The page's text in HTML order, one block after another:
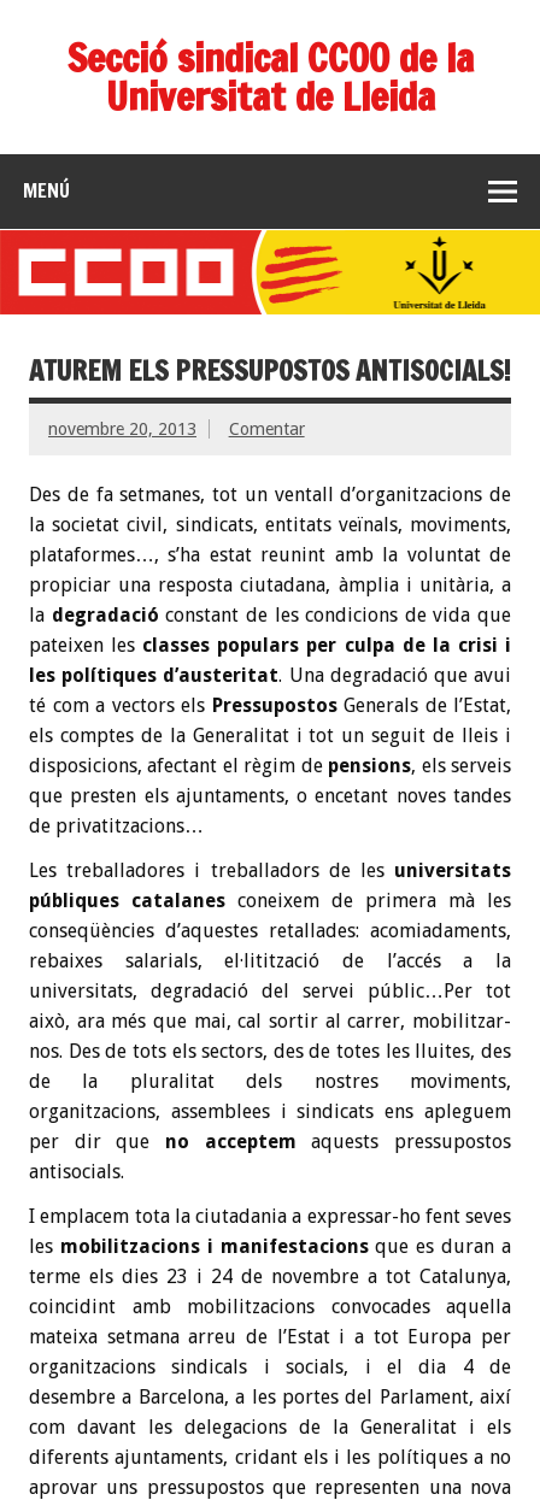
Secció sindical CCOO de la
Universitat de Lleida
MENÚ
ATUREM ELS PRESSUPOSTOS ANTISOCIALS!
novembre 20, 2013 Comentar
Des de fa setmanes, tot un ventall d’organitzacions de
la societat civil, sindicats, entitats veïnals, moviments,
plataformes…, s’ha estat reunint amb la voluntat de
propiciar una resposta ciutadana, àmplia i unitària, a
la degradació constant de les condicions de vida que
pateixen les classes populars per culpa de la crisi i
les polítiques d’austeritat. Una degradació que avui
té com a vectors els PressupostosGenerals de l’Estat,
els comptes de la Generalitat i tot un seguit de lleis i
disposicions, afectant el règim de pensions, els serveis
que presten els ajuntaments, o encetant noves tandes
de privatitzacions…
Les treballadores i treballadors de les universitats
públiques catalanes coneixem de primera mà les
conseqüències d’aquestes retallades: acomiadaments,
rebaixes salarials, el·litització de l’accés a la
universitats, degradació del servei públic…Per tot
això, ara més que mai, cal sortir al carrer, mobilitzar-
nos. Des de tots els sectors, des de totes les lluites, des
de la pluralitat dels nostres moviments,
organitzacions, assemblees i sindicats ens apleguem
per dir que no acceptem aquests pressupostos
antisocials.
I emplacem tota la ciutadania a expressar-ho fent seves
les mobilitzacions i manifestacionsque es duran a
terme els dies 23 i 24 de novembre a tot Catalunya,
coincidint amb mobilitzacions convocades aquella
mateixa setmana arreu de l’Estat i a tot Europa per
organitzacions sindicals i socials, i el dia 4 de
desembre a Barcelona, a les portes del Parlament, així
com davant les delegacions de la Generalitat i els
diferents ajuntaments, cridant els i les polítiques a no
aprovar uns pressupostos que representen una nova